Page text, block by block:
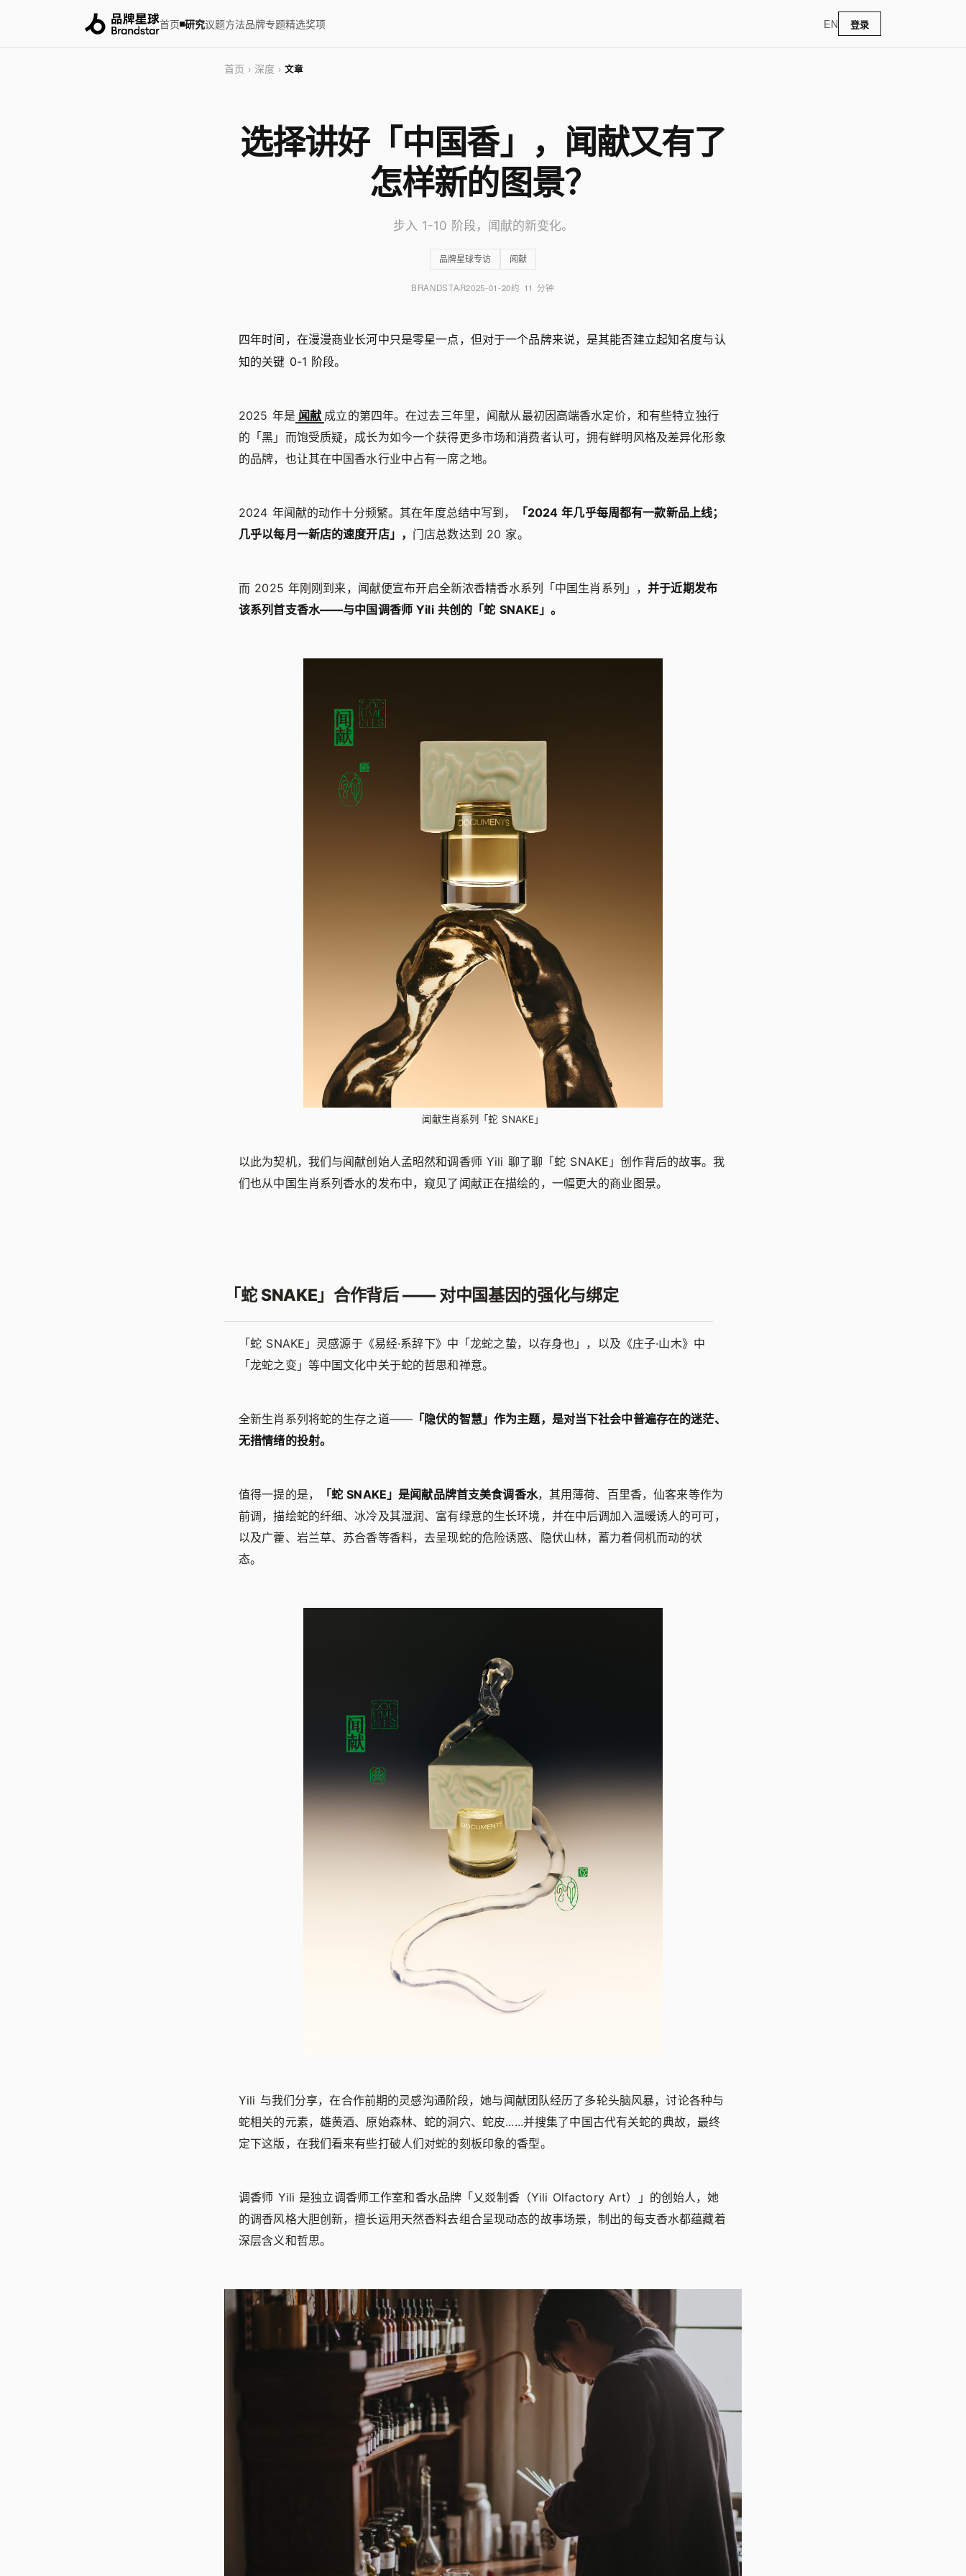
首页 研究议题方法品牌专题精选奖项 EN 登录
首页 › 深度 › 文章
选择讲好「中国香」，闻献又有了
怎样新的图景？
步入 1-10 阶段，闻献的新变化。
品牌星球专访 闻献
BRANDSTAR2025-01-20约 11 分钟
四年时间，在漫漫商业长河中只是零星一点，但对于一个品牌来说，是其能否建立起知名度与认
知的关键 0-1 阶段。
2025 年是 闻献 成立的第四年。在过去三年里，闻献从最初因高端香水定价，和有些特立独行
的「黑」而饱受质疑，成长为如今一个获得更多市场和消费者认可，拥有鲜明风格及差异化形象
的品牌，也让其在中国香水行业中占有一席之地。
2024 年闻献的动作十分频繁。其在年度总结中写到，
「2024 年几乎每周都有一款新品上线；
几乎以每月一新店的速度开店」， 门店总数达到 20 家。
而 2025 年刚刚到来，闻献便宣布开启全新浓香精香水系列「中国生肖系列」，并于近期发布
该系列首支香水——与中国调香师 Yili 共创的「蛇 SNAKE」。
闻献生肖系列「蛇 SNAKE」
以此为契机，我们与闻献创始人孟昭然和调香师 Yili 聊了聊「蛇 SNAKE」创作背后的故事。我
们也从中国生肖系列香水的发布中，窥见了闻献正在描绘的，一幅更大的商业图景。
「蛇 SNAKE」合作背后 —— 对中国基因的强化与绑定
「蛇 SNAKE」灵感源于《易经·系辞下》中「龙蛇之蛰，以存身也」，以及《庄子·山木》中
「龙蛇之变」等中国文化中关于蛇的哲思和禅意。
全新生肖系列将蛇的生存之道—— 「隐伏的智慧」作为主题，是对当下社会中普遍存在的迷茫、
无措情绪的投射。
值得一提的是， 「蛇 SNAKE」是闻献品牌首支美食调香水，其用薄荷、百里香，仙客来等作为
前调，描绘蛇的纤细、冰冷及其湿润、富有绿意的生长环境，并在中后调加入温暖诱人的可可，
以及广藿、岩兰草、苏合香等香料，去呈现蛇的危险诱惑、隐伏山林，蓄力着伺机而动的状
态。
Yili 与我们分享，在合作前期的灵感沟通阶段，她与闻献团队经历了多轮头脑风暴，讨论各种与
蛇相关的元素，雄黄酒、原始森林、蛇的洞穴、蛇皮......并搜集了中国古代有关蛇的典故，最终
定下这版，在我们看来有些打破人们对蛇的刻板印象的香型。
调香师 Yili 是独立调香师工作室和香水品牌「乂㸚制香（Yili Olfactory Art）」的创始人，她
的调香风格大胆创新，擅长运用天然香料去组合呈现动态的故事场景，制出的每支香水都蕴藏着
深层含义和哲思。